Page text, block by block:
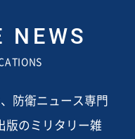
NEWS
防衛ニュース専門
版のミリタリー雑